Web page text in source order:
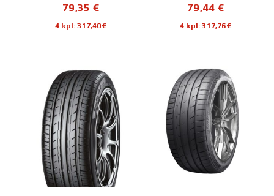
79,35 €
4 kpl: 317,40€
79,44 €
4 kpl: 317,76€